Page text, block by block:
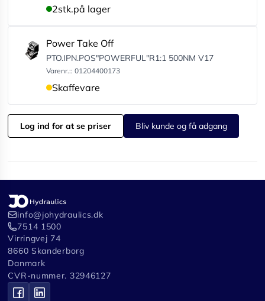
2stk.på lager
Power Take Off
PTO.IPN.POS"POWERFUL"R1:1 500NM V17
Varenr.:: 01204400173
Skaffevare
Log ind for at se priser Bliv kunde og få adgang
info@johydraulics.dk
7514 1500
Virringvej 74
8660 Skanderborg
Danmark
CVR-nummer. 32946127